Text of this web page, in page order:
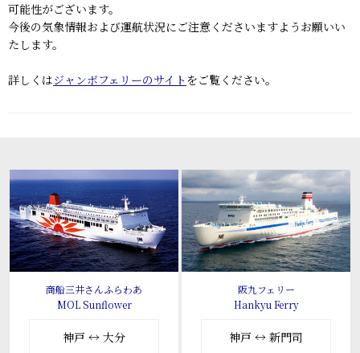
可能性がございます。
今後の気象情報および運航状況にご注意くださいますようお願いい
たします。
詳しくはジャンボフェリーのサイト をご覧ください。
商船三井さんふらわあ
MOL Sunflower
神戸 ↔ 大分
阪九フェリー
Hankyu Ferry
神戸 ↔ 新門司